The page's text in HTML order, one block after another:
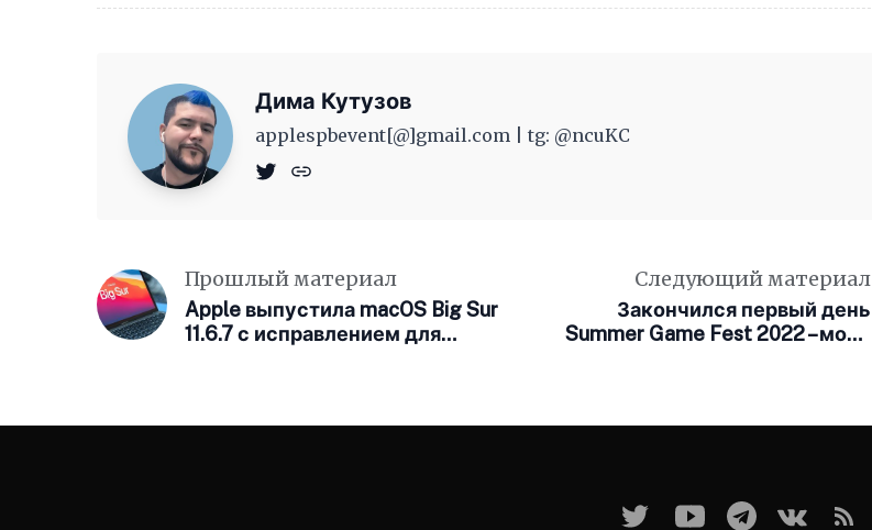
Дима Кутузов
applespbevent[@]gmail.com | tg: @ncuKC
Прошлый материал
Apple выпустила macOS Big Sur
11.6.7 с исправлением для
Следующий материал
Закончился первый день
Summer Game Fest 2022 – море